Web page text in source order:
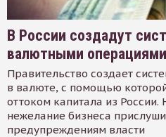
В России создадут
валютными операциями
Правительство создает
в валюте, с помощью
оттоком капитала из России.
нежелание бизнеса
предупреждениям власти